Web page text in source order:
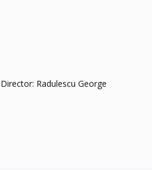
Director: Radulescu George